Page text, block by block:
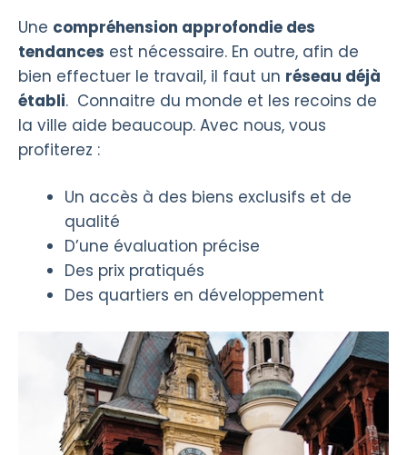
Une compréhension approfondie des
tendances est nécessaire. En outre, afin de
bien effectuer le travail, il faut un réseau déjà
établi. Connaitre du monde et les recoins de
la ville aide beaucoup. Avec nous, vous
profiterez :
Un accès à des biens exclusifs et de
qualité
D’une évaluation précise
Des prix pratiqués
Des quartiers en développement